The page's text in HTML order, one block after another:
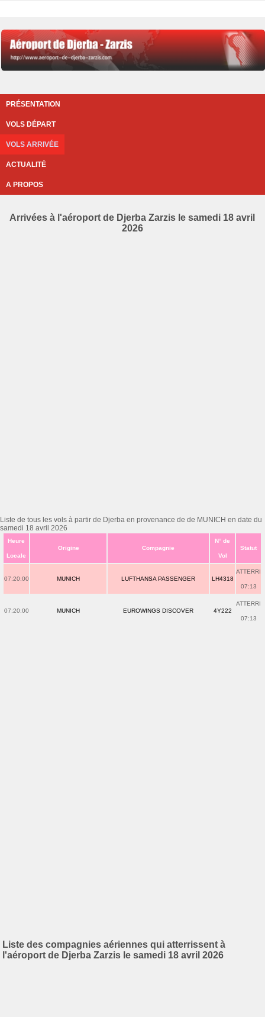
PRÉSENTATION
VOLS DÉPART
VOLS ARRIVÉE
ACTUALITÉ
A PROPOS
Arrivées à l'aéroport de Djerba Zarzis le samedi 18 avril
2026
Liste de tous les vols à partir de Djerba en provenance de de MUNICH en date du
samedi 18 avril 2026
Heure
Locale
Origine Compagnie
N° de
Vol
Statut
07:20:00 MUNICH LUFTHANSA PASSENGER LH4318
ATTERRI
07:13
07:20:00 MUNICH EUROWINGS DISCOVER 4Y222
ATTERRI
07:13
Liste des compagnies aériennes qui atterrissent à
l'aéroport de Djerba Zarzis le samedi 18 avril 2026